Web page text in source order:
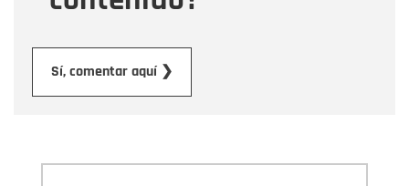
Sí, comentar aquí ❯